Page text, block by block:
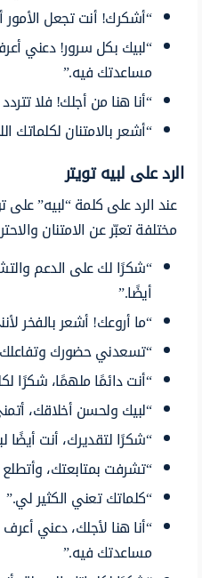
“أشكرك! أنت تجعل
“لبيك بكل سرور! دعني
مساعدتك فيه.”
“أنا هنا من أجلك! فلا
“أشعر بالامتنان لكلماتك
الرد على لبيه تويتر
عند الرد على كلمة “لبيه” على
مختلفة تعبّر عن الامتنان
“شكرًا لك على الدعم
أيضًا.”
“ما أروعك! أشعر بالفخر
“تسعدني حضورك
“أنت دائمًا ملهمًا، شكرًا
“لبيك ولحسن أخلاقك،
“شكرًا لتقديرك، أنت أيضًا
“تشرفت بمتابعتك،
“كلماتك تعني الكثير لي.”
“أنا هنا لأجلك، دعني
مساعدتك فيه.”